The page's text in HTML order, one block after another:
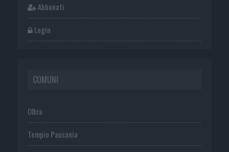
Abbonati
Login
COMUNI
Olbia
Tempio Pausania